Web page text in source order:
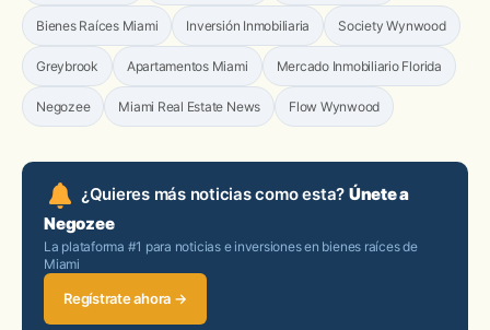
Bienes Raíces Miami Inversión Inmobiliaria Society Wynwood
Greybrook Apartamentos Miami Mercado Inmobiliario Florida
Negozee Miami Real Estate News Flow Wynwood
¿Quieres más noticias como esta? Únete a
Negozee
La plataforma #1 para noticias e inversiones en bienes raíces de
Miami
Regístrate ahora →